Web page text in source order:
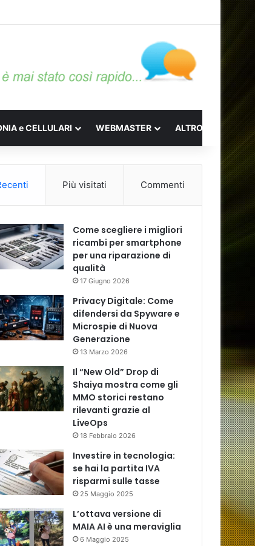
e CELLULARI WEBMASTER ALTRO
Più visitati Commenti
Come scegliere i migliori
ricambi per smartphone
per una riparazione di
qualità
17 Giugno 2026
Privacy Digitale: Come
difendersi da Spyware e
Microspie di Nuova
Generazione
13 Marzo 2026
Il “New Old” Drop di
Shaiya mostra come gli
MMO storici restano
rilevanti grazie al
LiveOps
18 Febbraio 2026
Investire in tecnologia:
se hai la partita IVA
risparmi sulle tasse
25 Maggio 2025
L’ottava versione di
MAIA AI è una meraviglia
6 Maggio 2025